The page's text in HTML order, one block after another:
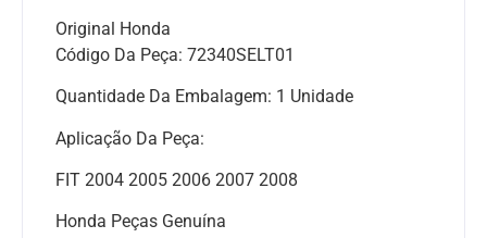
Original Honda
Código Da Peça: 72340SELT01
Quantidade Da Embalagem: 1 Unidade
Aplicação Da Peça:
FIT 2004 2005 2006 2007 2008
Honda Peças Genuína